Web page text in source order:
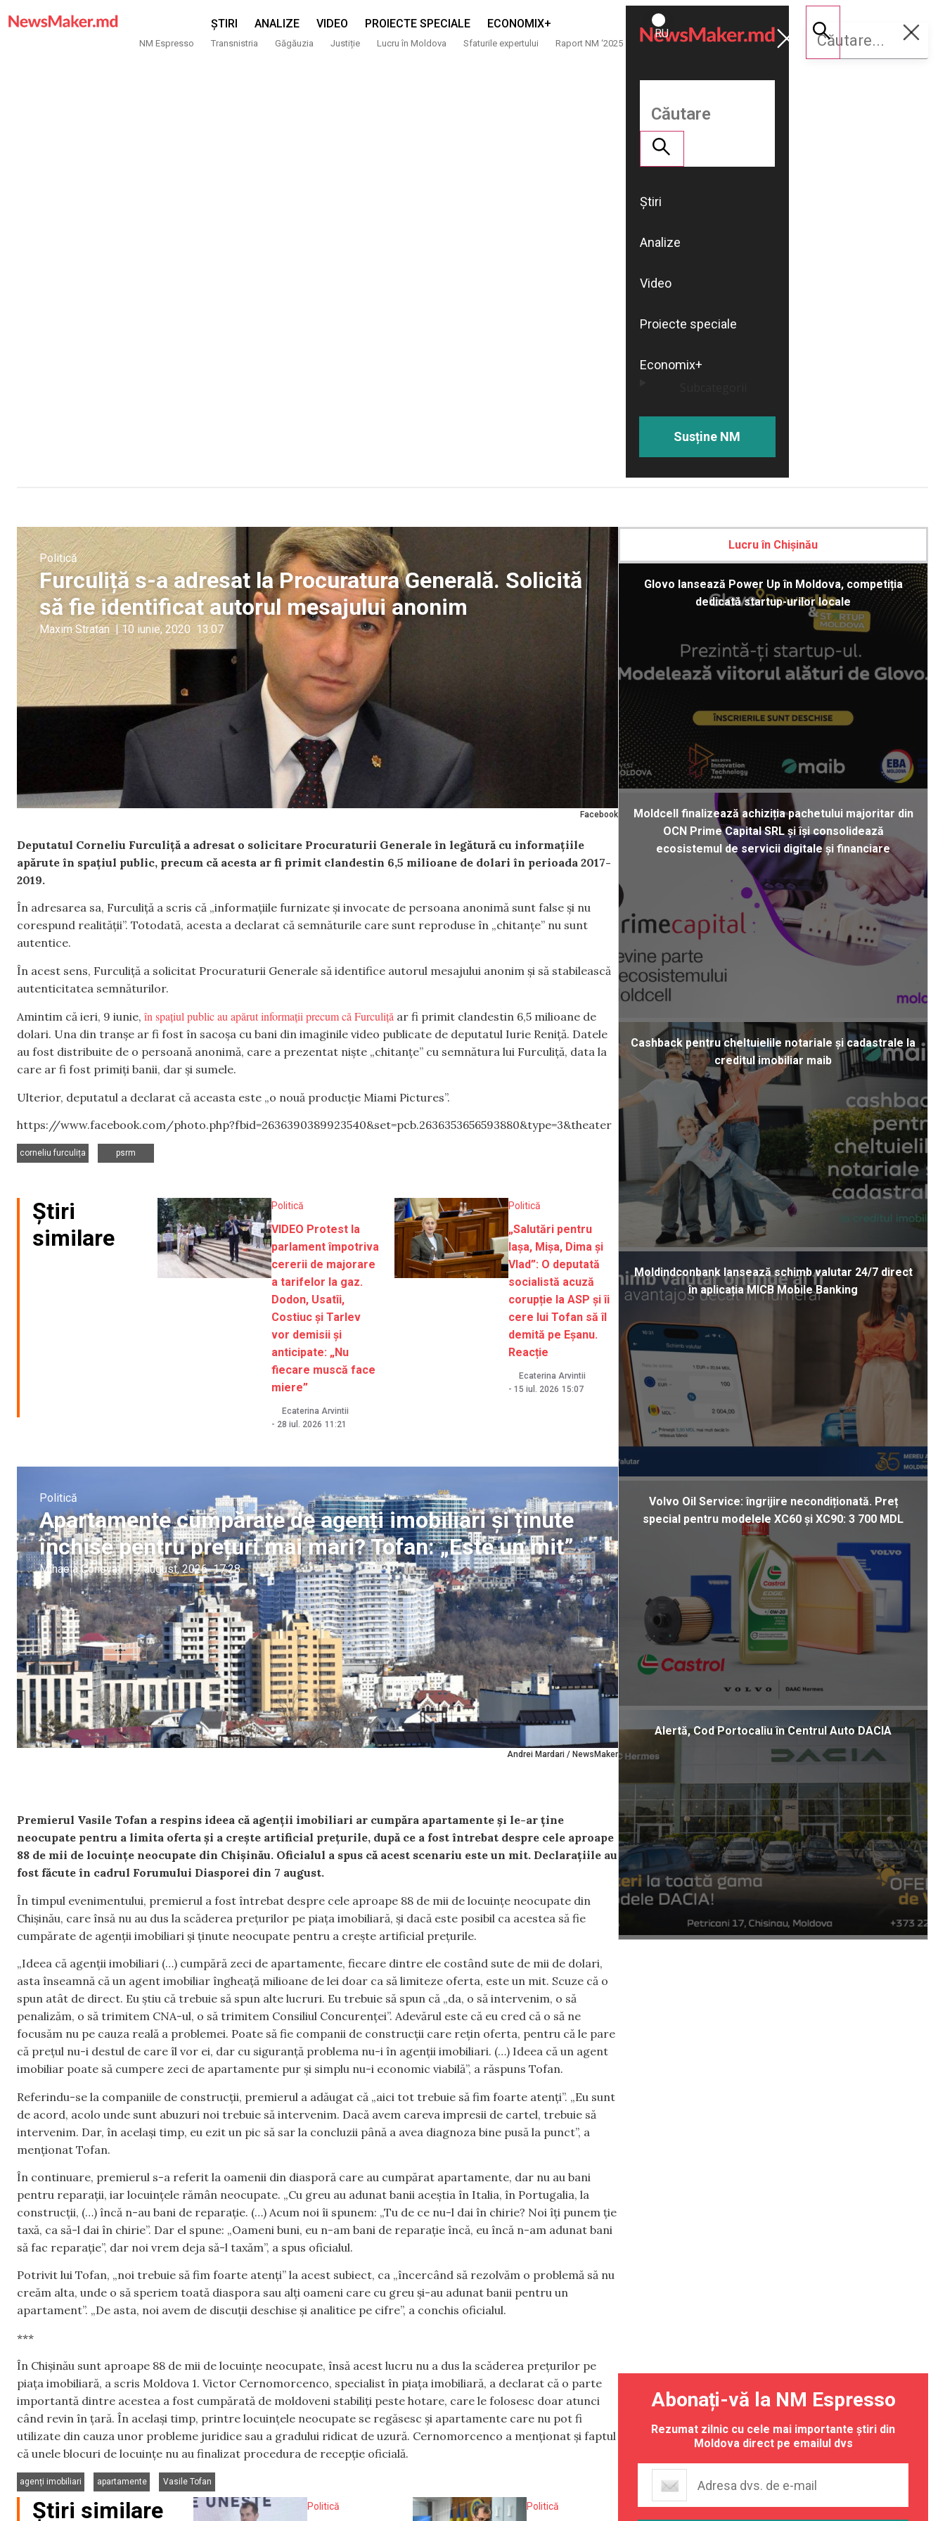
ȘTIRI ANALIZE VIDEO PROIECTE SPECIALE ECONOMIX+
NM Espresso Transnistria Găgăuzia Justiție Lucru în Moldova Sfaturile expertului Raport NM ‘2025
ROMÂNĂ
RU
Susține
NM
Știri
Analize
Video
Proiecte speciale
Economix+
Susține NM
Facebook
Politică
Furculiță s-a adresat la Procuratura Generală. Solicită
să fie identificat autorul mesajului anonim
Maxim Stratan | 10 iunie, 2020 13:07
Deputatul Corneliu Furculiță a adresat o solicitare Procuraturii Generale în legătură cu informațiile
apărute în spațiul public, precum că acesta ar fi primit clandestin 6,5 milioane de dolari în perioada 2017-
2019.
În adresarea sa, Furculiță a scris că „informațiile furnizate și invocate de persoana anonimă sunt false și nu
corespund realității”. Totodată, acesta a declarat că semnăturile care sunt reproduse în „chitanțe” nu sunt
autentice.
În acest sens, Furculiță a solicitat Procuraturii Generale să identifice autorul mesajului anonim și să stabilească
autenticitatea semnăturilor.
Amintim că ieri, 9 iunie, în spațiul public au apărut informații precum că Furculiță ar fi primit clandestin 6,5 milioane de
dolari. Una din tranșe ar fi fost în sacoșa cu bani din imaginile video publicate de deputatul Iurie Reniță. Datele
au fost distribuite de o persoană anonimă, care a prezentat niște „chitanțe” cu semnătura lui Furculiță, data la
care ar fi fost primiți banii, dar și sumele.
Ulterior, deputatul a declarat că aceasta este „o nouă producție Miami Pictures”.
https://www.facebook.com/photo.php?fbid=2636390389923540&set=pcb.2636353656593880&type=3&theater
corneliu furculița
psrm
Știri
similare
Politică
VIDEO Protest la
parlament împotriva
cererii de majorare
a tarifelor la gaz.
Dodon, Usatîi,
Costiuc și Tarlev
vor demisii și
anticipate: „Nu
fiecare muscă face
miere”
Ecaterina Arvintii
- 28 iul. 2026 11:21
Politică
„Salutări pentru
Iașa, Mișa, Dima și
Vlad”: O deputată
socialistă acuză
corupție la ASP și îi
cere lui Tofan să îl
demită pe Eșanu.
Reacție
Ecaterina Arvintii
- 15 iul. 2026 15:07
Andrei Mardari / NewsMaker
Politică
Apartamente cumpărate de agenți imobiliari și ținute
închise pentru prețuri mai mari? Tofan: „Este un mit”
Mihaela Conovali | 7 august, 2026 17:28
Premierul Vasile Tofan a respins ideea că agenții imobiliari ar cumpăra apartamente și le-ar ține
neocupate pentru a limita oferta și a crește artificial prețurile, după ce a fost întrebat despre cele aproape
88 de mii de locuințe neocupate din Chișinău. Oficialul a spus că acest scenariu este un mit. Declarațiile au
fost făcute în cadrul Forumului Diasporei din 7 august.
În timpul evenimentului, premierul a fost întrebat despre cele aproape 88 de mii de locuințe neocupate din
Chișinău, care însă nu au dus la scăderea prețurilor pe piața imobiliară, și dacă este posibil ca acestea să fie
cumpărate de agenții imobiliari și ținute neocupate pentru a crește artificial prețurile.
„Ideea că agenții imobiliari (…) cumpără zeci de apartamente, fiecare dintre ele costând sute de mii de dolari,
asta înseamnă că un agent imobiliar îngheață milioane de lei doar ca să limiteze oferta, este un mit. Scuze că o
spun atât de direct. Eu știu că trebuie să spun alte lucruri. Eu trebuie să spun că „da, o să intervenim, o să
penalizăm, o să trimitem CNA-ul, o să trimitem Consiliul Concurenței”. Adevărul este că eu cred că o să ne
focusăm nu pe cauza reală a problemei. Poate să fie companii de construcții care rețin oferta, pentru că le pare
că prețul nu-i destul de care îl vor ei, dar cu siguranță problema nu-i în agenții imobiliari. (…) Ideea că un agent
imobiliar poate să cumpere zeci de apartamente pur și simplu nu-i economic viabilă”, a răspuns Tofan.
Referindu-se la companiile de construcții, premierul a adăugat că „aici tot trebuie să fim foarte atenți”. „Eu sunt
de acord, acolo unde sunt abuzuri noi trebuie să intervenim. Dacă avem careva impresii de cartel, trebuie să
intervenim. Dar, în același timp, eu ezit un pic să sar la concluzii până a avea diagnoza bine pusă la punct”, a
menționat Tofan.
În continuare, premierul s-a referit la oamenii din diasporă care au cumpărat apartamente, dar nu au bani
pentru reparații, iar locuințele rămân neocupate. „Cu greu au adunat banii aceștia în Italia, în Portugalia, la
construcții, (…) încă n-au bani de reparație. (…) Acum noi îi spunem: „Tu de ce nu-l dai în chirie? Noi îți punem ție
taxă, ca să-l dai în chirie”. Dar el spune: „Oameni buni, eu n-am bani de reparație încă, eu încă n-am adunat bani
să fac reparație”, dar noi vrem deja să-l taxăm”, a spus oficialul.
Potrivit lui Tofan, „noi trebuie să fim foarte atenți” la acest subiect, ca „încercând să rezolvăm o problemă să nu
creăm alta, unde o să speriem toată diaspora sau alți oameni care cu greu și-au adunat banii pentru un
apartament”. „De asta, noi avem de discuții deschise și analitice pe cifre”, a conchis oficialul.
***
În Chișinău sunt aproape 88 de mii de locuințe neocupate, însă acest lucru nu a dus la scăderea prețurilor pe
piața imobiliară, a scris Moldova 1. Victor Cernomorcenco, specialist în piața imobiliară, a declarat că o parte
importantă dintre acestea a fost cumpărată de moldoveni stabiliți peste hotare, care le folosesc doar atunci
când revin în țară. În același timp, printre locuințele neocupate se regăsesc și apartamente care nu pot fi
utilizate din cauza unor probleme juridice sau a gradului ridicat de uzură. Cernomorcenco a menționat și faptul
că unele blocuri de locuințe nu au finalizat procedura de recepție oficială.
agenți imobiliari
apartamente
Vasile Tofan
Știri similare Politică Politică
Lucru în Chișinău
Glovo lansează Power Up în Moldova, competiția
dedicată startup-urilor locale
Moldcell finalizează achiziția pachetului majoritar din
OCN Prime Capital SRL și își consolidează
ecosistemul de servicii digitale și financiare
Cashback pentru cheltuielile notariale și cadastrale la
creditul imobiliar maib
Moldindconbank lansează schimb valutar 24/7 direct
în aplicația MICB Mobile Banking
Volvo Oil Service: îngrijire necondiționată. Preț
special pentru modelele XC60 și XC90: 3 700 MDL
Alertă, Cod Portocaliu în Centrul Auto DACIA
Abonați-vă la NM Espresso
Rezumat zilnic cu cele mai importante știri din
Moldova direct pe emailul dvs